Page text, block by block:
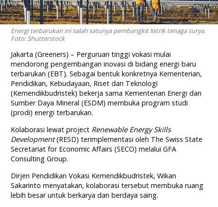
Energi terbarukan ini salah satunya pembangkit listrik tenaga surya.
Foto: Shutterstock
Jakarta (Greeners) – Perguruan tinggi vokasi mulai
mendorong pengembangan inovasi di bidang energi baru
terbarukan (EBT). Sebagai bentuk konkretnya Kementerian,
Pendidikan, Kebudayaan, Riset dan Teknologi
(Kemendikbudristek) bekerja sama Kementerian Energi dan
Sumber Daya Mineral (ESDM) membuka program studi
(prodi) energi terbarukan.
Kolaborasi lewat project Renewable Energy Skills
Development(RESD) terimplementasi oleh The Swiss State
Secretariat for Economic Affairs (SECO) melalui GFA
Consulting Group.
Dirjen Pendidikan Vokasi Kemendikbudristek, Wikan
Sakarinto menyatakan, kolaborasi tersebut membuka ruang
lebih besar untuk berkarya dan berdaya saing.